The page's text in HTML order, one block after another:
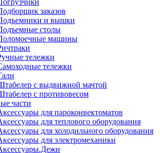
заказов
и вышки
столы
машины
тележки
тележки
с выдвижной мачтой
с противовесом
части
для пароконвектоматов
для теплового оборудования
для холодильного оборудования
для электромеханики